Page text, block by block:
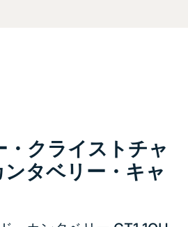
・クライストチャ
タベリー・キャ